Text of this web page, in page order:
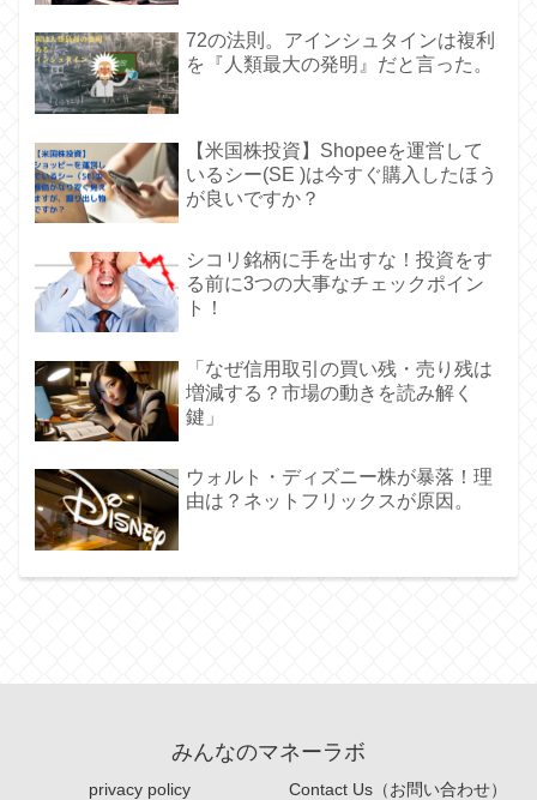
72の法則。アインシュタインは複利
を『人類最大の発明』だと言った。
【米国株投資】Shopeeを運営して
いるシー(SE )は今すぐ購入したほう
が良いですか？
シコリ銘柄に手を出すな！投資をす
る前に3つの大事なチェックポイン
ト！
「なぜ信用取引の買い残・売り残は
増減する？市場の動きを読み解く
鍵」
ウォルト・ディズニー株が暴落！理
由は？ネットフリックスが原因。
みんなのマネーラボ
privacy policy Contact Us（お問い合わせ）